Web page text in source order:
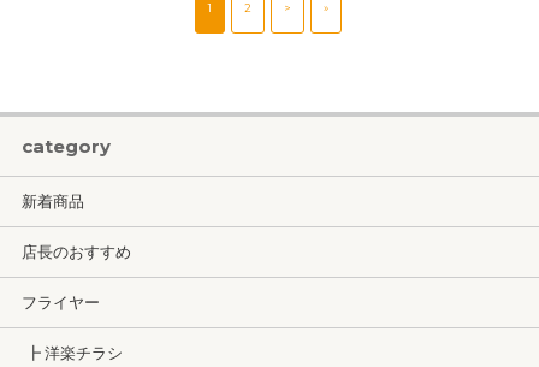
1 2 > »
category
新着商品
店長のおすすめ
フライヤー
┣ 洋楽チラシ